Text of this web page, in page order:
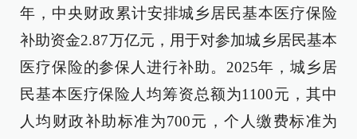
年，中央财政累计安排城乡居民基本医疗保险
补助资金2.87万亿元，用于对参加城乡居民基本
医疗保险的参保人进行补助。2025年，城乡居
民基本医疗保险人均筹资总额为1100元，其中
人均财政补助标准为700元，个人缴费标准为